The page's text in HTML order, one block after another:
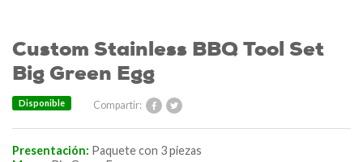
Custom Stainless BBQ Tool Set
Big Green Egg
Compartir:
Disponible
Presentación: Paquete con 3 piezas